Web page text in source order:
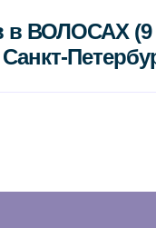
в ВОЛОСАХ